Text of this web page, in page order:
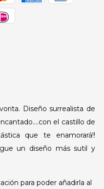
Diseño surrealista de
el castillo de
que te enamorará!!
un diseño más sutil y
para poder añadirla al